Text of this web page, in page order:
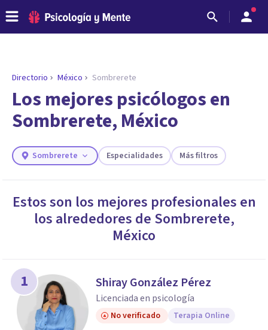
ENCONTRAR MI TERAPEUTA
¿Necesitas ayuda para encontrar el
psicólogo adecuado?
Responde a unas breves preguntas y te ofreceremos
necesidades.
Directorio México Sombrerete
Los mejores psicólogos en
Sombrerete, México
Sombrerete Especialidades Más filtros
Estos son los mejores profesionales en
los alrededores de Sombrerete,
México
1 Shiray González Pérez
Licenciada en psicología
No verificado Terapia Online